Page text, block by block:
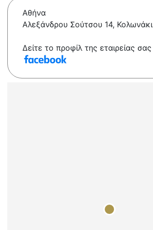
Αθήνα
Αλεξάνδρου Σούτσου 14, Κολωνάκι
Δείτε το προφίλ της εταιρείας σας